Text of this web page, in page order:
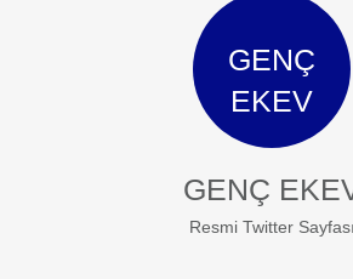
GENÇ
EKEV
GENÇ
Resmi Twitter Sayfası